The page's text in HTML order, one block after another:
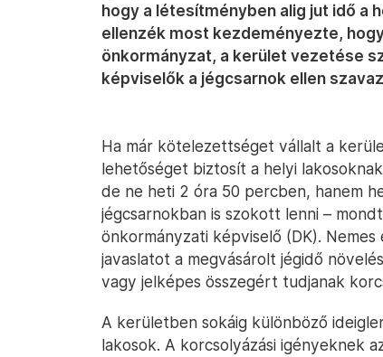
hogy a létesítményben alig jut idő a
ellenzék most kezdeményezte,
önkormányzat, a kerület vezetése
képviselők a jégcsarnok ellen
Ha már kötelezettséget vállalt a
lehetőséget biztosít a helyi
de ne heti 2 óra 50 percben, hanem
jégcsarnokban is szokott lenni –
önkormányzati képviselő (DK).
javaslatot a megvásárolt jégidő
vagy jelképes összegért tudjanak
A kerületben sokáig különböző
lakosok. A korcsolyázási igényeknek